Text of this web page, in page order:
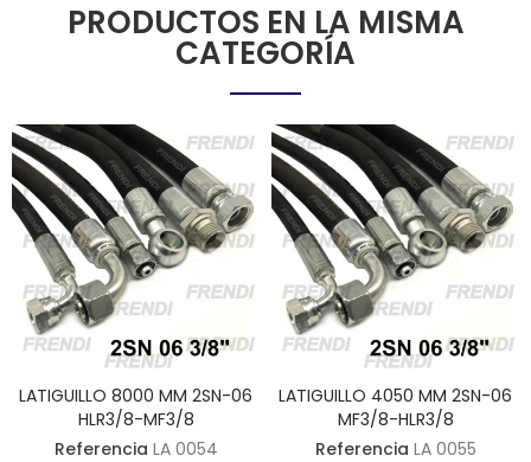
PRODUCTOS EN LA MISMA
CATEGORÍA
LATIGUILLO 8000 MM 2SN-06
HLR3/8-MF3/8
Referencia LA 0054
LATIGUILLO 4050 MM 2SN-06
MF3/8-HLR3/8
Referencia LA 0055